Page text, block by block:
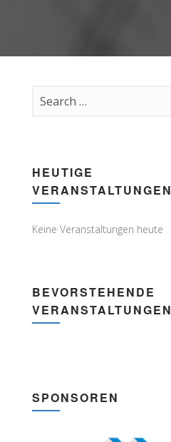
November
HEUTIGE
VERANSTALTUNGEN
Keine Veranstaltungen heute
BEVORSTEHENDE
VERANSTALTUNGEN
SPONSOREN